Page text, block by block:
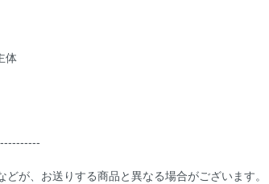
体
が、お送りする商品と異なる場合がございます。